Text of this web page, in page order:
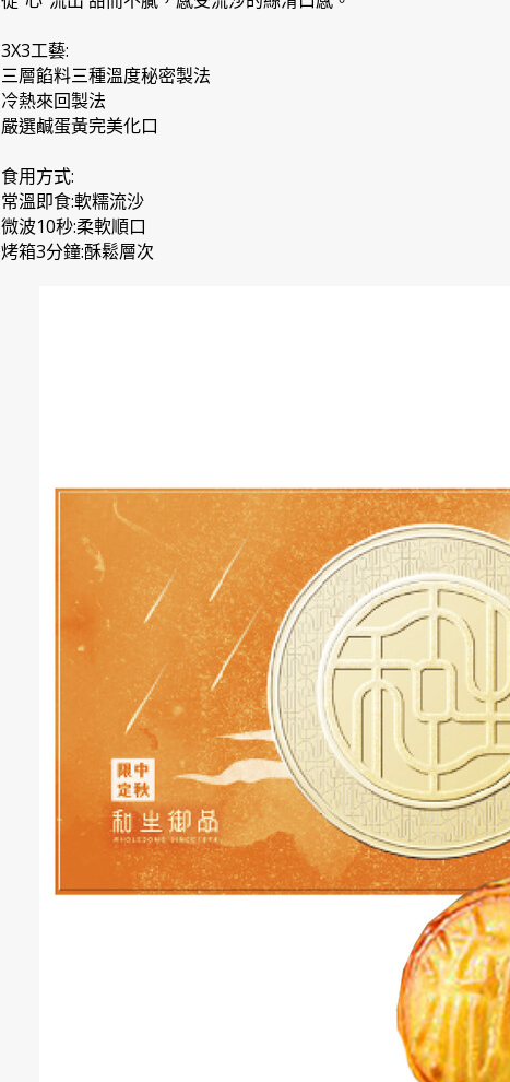
3X3工藝:
三層餡料三種溫度秘密製法
冷熱來回製法
嚴選鹹蛋黃完美化口
食用方式:
常溫即食:軟糯流沙
微波10秒:柔軟順口
烤箱3分鐘:酥鬆層次